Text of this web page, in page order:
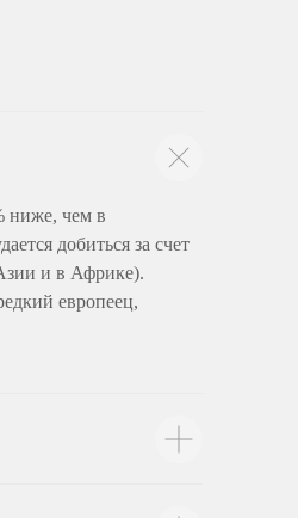
ниже, чем в
добиться за счет
и в Африке).
европеец,